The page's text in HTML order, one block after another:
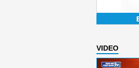
VIDEO